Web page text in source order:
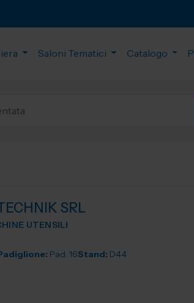
Saloni Tematici Catalogo
SRL
UTENSILI
Pad. 16Stand: D44